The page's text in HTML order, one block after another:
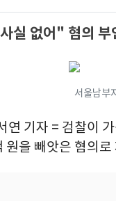
실 없어" 혐의 부
서울남부
연 기자 = 검찰이
원을 빼앗은 혐의